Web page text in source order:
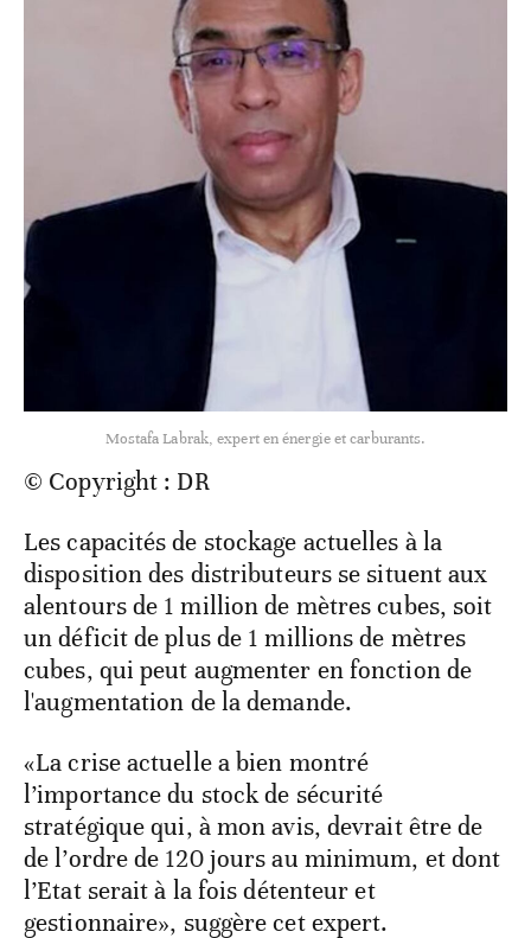
Mostafa Labrak, expert en énergie et carburants.
© Copyright : DR
Les capacités de stockage actuelles à la
disposition des distributeurs se situent aux
alentours de 1 million de mètres cubes, soit
un déficit de plus de 1 millions de mètres
cubes, qui peut augmenter en fonction de
l'augmentation de la demande.
«La crise actuelle a bien montré
l’importance du stock de sécurité
stratégique qui, à mon avis, devrait être de
de l’ordre de 120 jours au minimum, et dont
l’Etat serait à la fois détenteur et
gestionnaire», suggère cet expert.